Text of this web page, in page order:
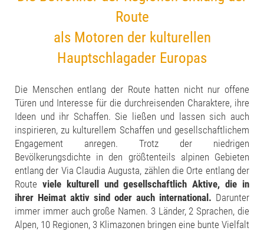
Route
als Motoren der kulturellen
Hauptschlagader Europas
Die Menschen entlang der Route hatten nicht nur offene
Türen und Interesse für die durchreisenden Charaktere, ihre
Ideen und ihr Schaffen. Sie ließen und lassen sich auch
inspirieren, zu kulturellem Schaffen und gesellschaftlichem
Engagement anregen. Trotz der niedrigen
Bevölkerungsdichte in den größtenteils alpinen Gebieten
entlang der Via Claudia Augusta, zählen die Orte entlang der
Route viele kulturell und gesellschaftlich Aktive, die in
ihrer Heimat aktiv sind oder auch international. Darunter
immer immer auch große Namen. 3 Länder, 2 Sprachen, die
Alpen, 10 Regionen, 3 Klimazonen bringen eine bunte Vielfalt